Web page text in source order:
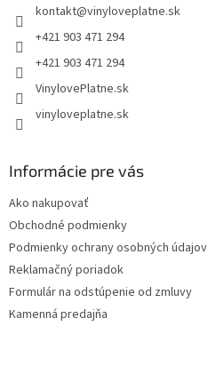
kontakt@vinyloveplatne.sk
+421 903 471 294
+421 903 471 294
VinylovePlatne.sk
vinyloveplatne.sk
Informácie pre vás
Ako nakupovať
Obchodné podmienky
Podmienky ochrany osobných údajov
Reklamačný poriadok
Formulár na odstúpenie od zmluvy
Kamenná predajňa